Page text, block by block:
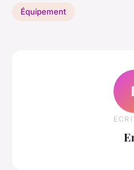
Équipement